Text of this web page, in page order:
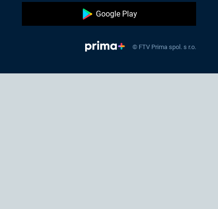
Google Play
© FTV Prima spol. s r.o.